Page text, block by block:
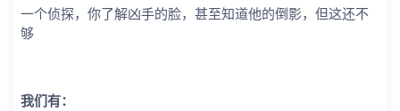
一个侦探，你了解凶手的脸，甚至知道他的倒影，但这还不
够
我们有：